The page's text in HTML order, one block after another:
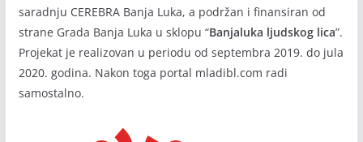
saradnju CEREBRA Banja Luka, a podržan i finansiran od
strane Grada Banja Luka u sklopu “Banjaluka ljudskog lica”.
Projekat je realizovan u periodu od septembra 2019. do jula
2020. godina. Nakon toga portal mladibl.com radi
samostalno.